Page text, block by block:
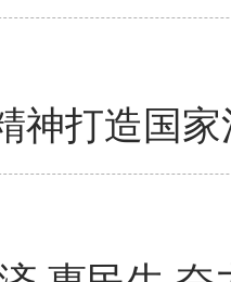
神打造国